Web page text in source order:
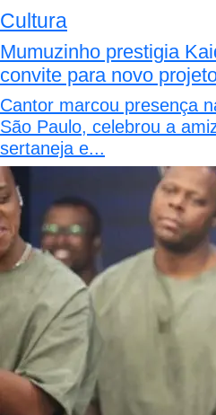
Cultura
Mumuzinho prestigia
convite para novo
Cantor marcou presença
São Paulo, celebrou a
sertaneja e...